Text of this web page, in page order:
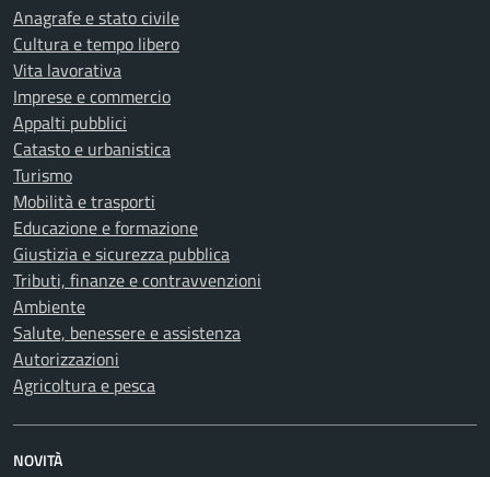
Anagrafe e stato civile
Cultura e tempo libero
Vita lavorativa
Imprese e commercio
Appalti pubblici
Catasto e urbanistica
Turismo
Mobilità e trasporti
Educazione e formazione
Giustizia e sicurezza pubblica
Tributi, finanze e contravvenzioni
Ambiente
Salute, benessere e assistenza
Autorizzazioni
Agricoltura e pesca
NOVITÀ